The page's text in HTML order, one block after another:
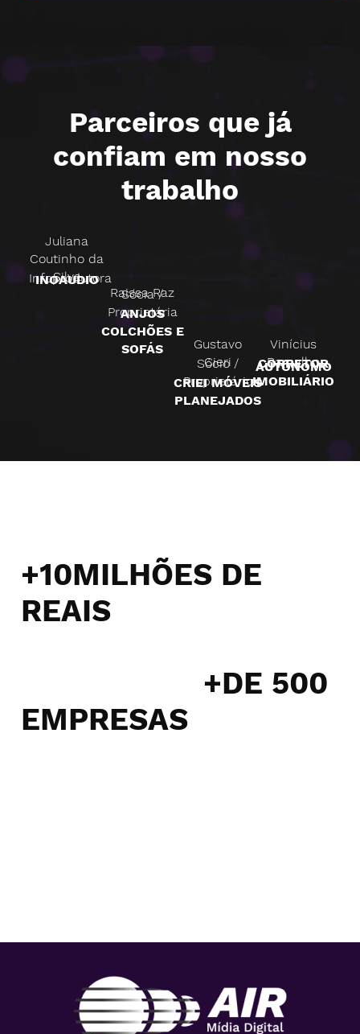
Parceiros que já
confiam em nosso
trabalho
Juliana
Coutinho da
Silva
Infoprodutora
INOAUDIO
Raissa Raz
Sócia /
Proprietária
ANJOS
COLCHÕES E
SOFÁS
Gustavo
Cieri
Sócio /
Proprietário
CRIEI MÓVEIS
PLANEJADOS
Vinícius
Ramalho
CORRETOR
IMOBILIÁRIO
AUTÔNOMO
+10MILHÕES DE
REAIS
+DE 500
EMPRESAS